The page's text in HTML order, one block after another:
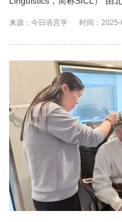
来源：今日语言学 时间：